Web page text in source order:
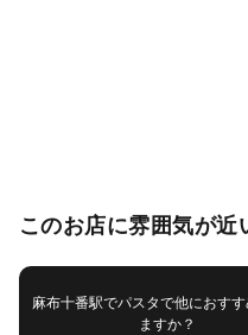
このお店に雰囲気が近
麻布十番駅でパスタで他におすす
ますか？